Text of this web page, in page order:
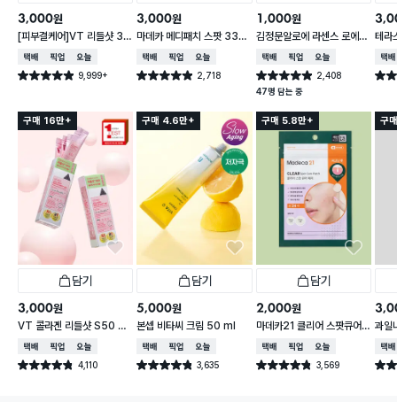
3,000원
[피부결케어]VT 리들샷 30
플 2 ml*6개입
택배배송매장픽업오늘배송
별점 4.9점 9,999+
건 작성
3,000원
마데카 메디패치 스팟 33매
택배배송매장픽업오늘배송
별점 4.9점 2,718
건 작성
1,000원
김정문알로에 라센스 로에
택배배송매장픽업오늘배송
별점 4.9점 2,408
건 작성
47명 담는 중
테라
택배
별점
구매 16만+
담기
3,000원
VT 콜라겐 리들샷 S50 페
이셜 부스팅 퍼스트 앰플 2
ml 6개입
택배배송매장픽업오늘배송
별점 4.8점 4,110
건 작성
구매 4.6만+
담기
5,000원
본셉 비타씨 크림 50 ml
택배배송매장픽업오늘배송
별점 4.8점 3,635
건 작성
구매 5.8만+
담기
2,000원
마데카21 클리어 스팟큐어
패치 24매
택배배송매장픽업오늘배송
별점 4.8점 3,569
건 작성
구
과일
처
0 ml
택배
별점